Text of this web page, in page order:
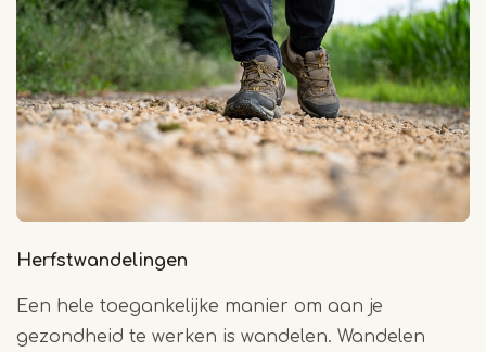
Herfstwandelingen
Een hele toegankelijke manier om aan je
gezondheid te werken is wandelen. Wandelen